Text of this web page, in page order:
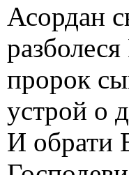
Асордан
пророк
устрой о
И обрати